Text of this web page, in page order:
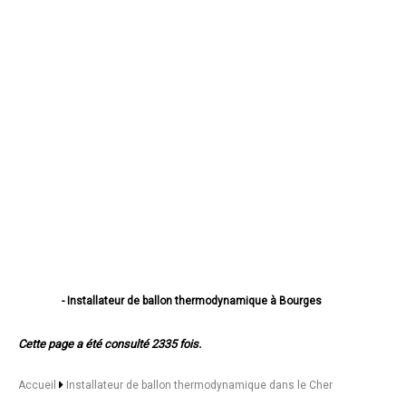
- Installateur de ballon thermodynamique à Bourges
- Installateur de ballon thermodynamique à Saint-Doulchard
- Installateur de ballon thermodynamique à Saint-Florent-sur-Cher
Cette page a été consulté 2335 fois.
Accueil Installateur de ballon thermodynamique dans le Cher